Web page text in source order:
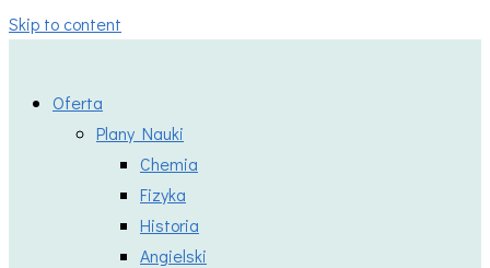
Skip to content
Oferta
Plany Nauki
Chemia
Fizyka
Historia
Angielski